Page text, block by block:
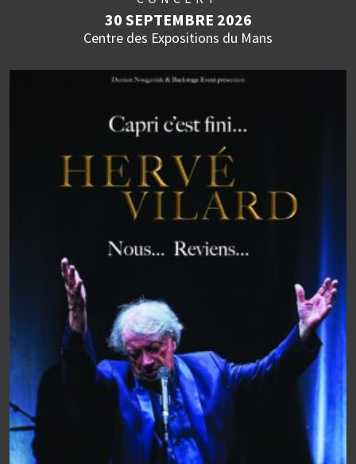
30 SEPTEMBRE 2026
Centre des Expositions du Mans